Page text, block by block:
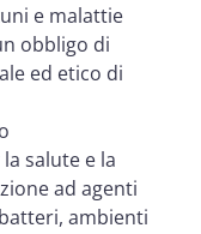
e malattie
obbligo di
ed etico di
salute e la
ad agenti
ambienti